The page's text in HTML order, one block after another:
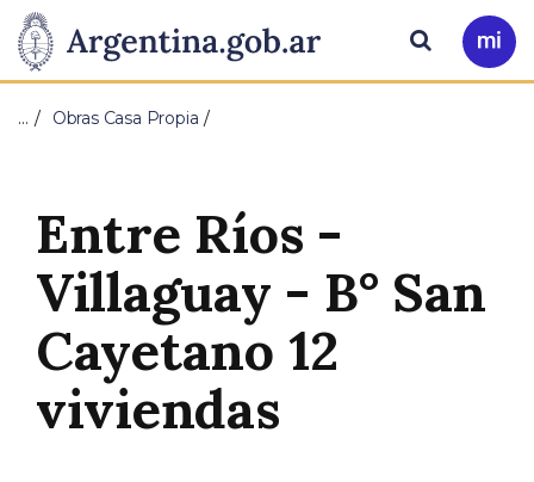
Presidencia
de
Nación
Pasar al contenido principal
Ir
a
Buscar
… Obras Casa Propia
Entre Ríos -
Villaguay - B° San
Cayetano 12
viviendas